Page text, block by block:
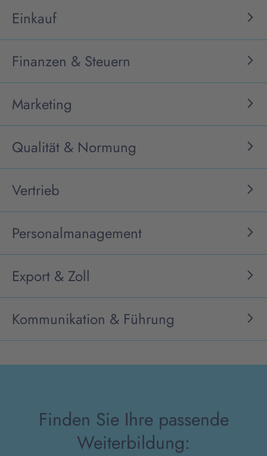
Einkauf
Finanzen & Steuern
Marketing
Qualität & Normung
Vertrieb
Personalmanagement
Export & Zoll
Kommunikation & Führung
Finden Sie Ihre passende
Weiterbildung: